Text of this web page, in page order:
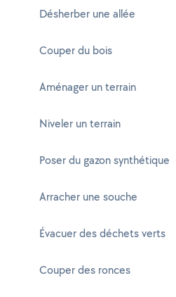
Désherber une allée
Couper du bois
Aménager un terrain
Niveler un terrain
Poser du gazon synthétique
Arracher une souche
Évacuer des déchets verts
Couper des ronces